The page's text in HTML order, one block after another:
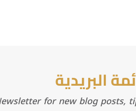
البريدية
for new blog posts,